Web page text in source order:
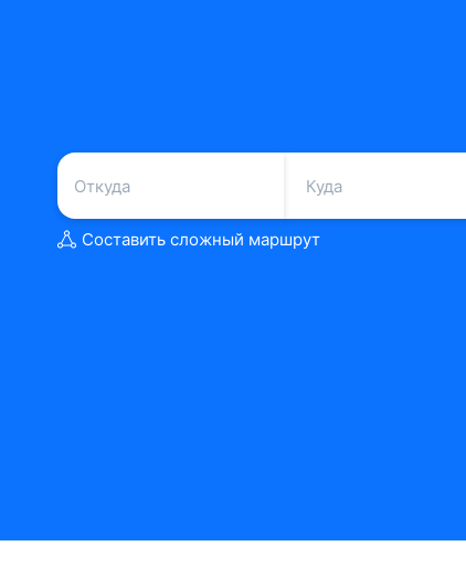
Составить сложный маршрут